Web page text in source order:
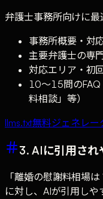
弁護士事務所向けに最
事務所概要・対
主要弁護士の専
対応エリア・初
10〜15問の
料相談」等）
llms.txt無料ジェネレー
3. AIに引用され
「離婚の慰謝料相場
に対し、AIが引用しや